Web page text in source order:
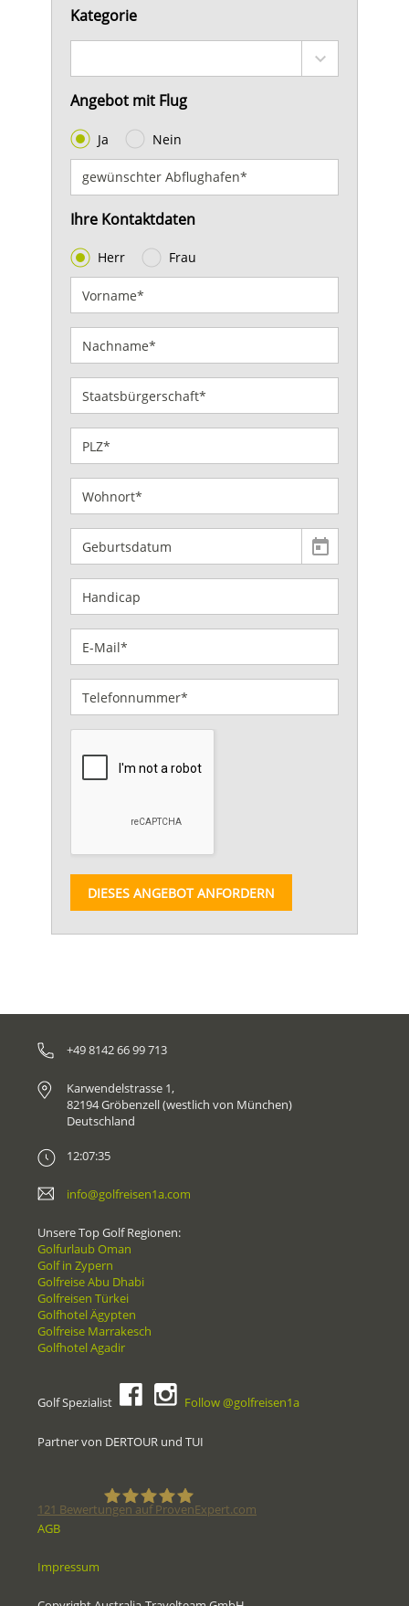
Kategorie
Angebot mit Flug
Ja Nein
Ihre Kontaktdaten
Herr Frau
DIESES ANGEBOT ANFORDERN
+49 8142 66 99 713
Karwendelstrasse 1,
82194 Gröbenzell (westlich von München)
Deutschland
12:07:35
info@golfreisen1a.com
Unsere Top Golf Regionen:
Golfurlaub Oman
Golf in Zypern
Golfreise Abu Dhabi
Golfreisen Türkei
Golfhotel Ägypten
Golfreise Marrakesch
Golfhotel Agadir
Golf Spezialist Follow @golfreisen1a
Partner von DERTOUR und TUI
Spezialisten
121 Bewertungen auf ProvenExpert.com
AGB
Impressum